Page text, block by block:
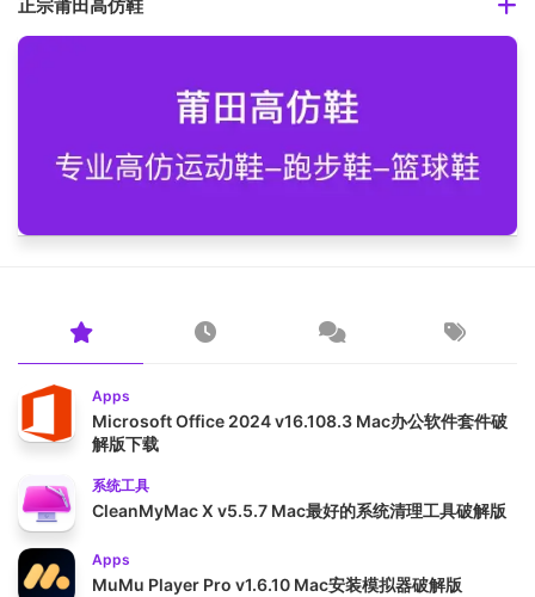
正宗莆田高仿鞋
Apps
Microsoft Office 2024 v16.108.3 Mac办公软件套件破
解版下载
系统工具
CleanMyMac X v5.5.7 Mac最好的系统清理工具破解版
Apps
MuMu Player Pro v1.6.10 Mac安装模拟器破解版